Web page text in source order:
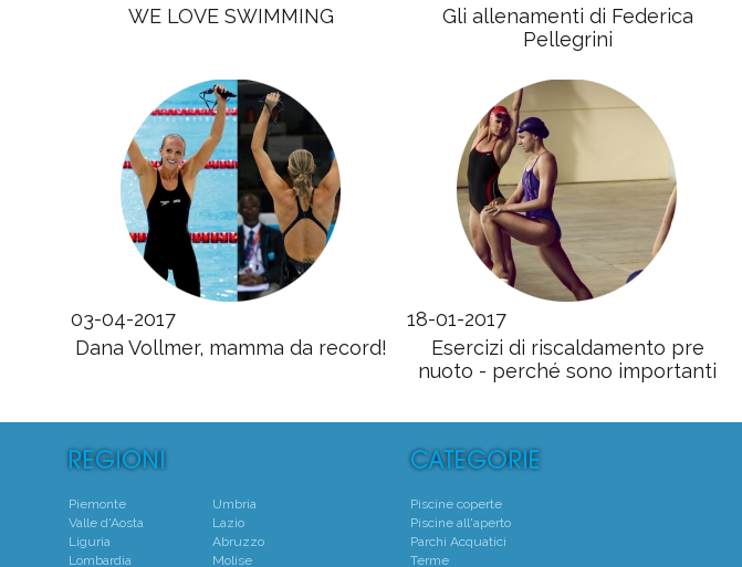
WE LOVE SWIMMING
Gli allenamenti di Federica
Pellegrini
03-04-2017
Dana Vollmer, mamma da record!
18-01-2017
Esercizi di riscaldamento pre
nuoto - perché sono importanti
Piemonte
Valle d'Aosta
Liguria
Lombardia
Umbria
Lazio
Abruzzo
Molise
Piscine coperte
Piscine all'aperto
Parchi Acquatici
Terme